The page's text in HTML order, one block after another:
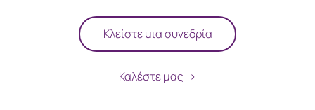
Κλείστε μια συνεδρία
Καλέστε μας